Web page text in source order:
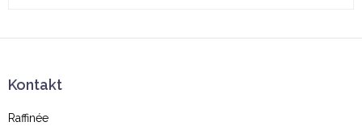
Kontakt
Raffinée